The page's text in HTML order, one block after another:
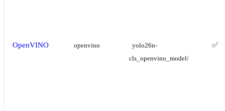
OpenVINO openvino
yolo26n-
cls_openvino_model/
✅